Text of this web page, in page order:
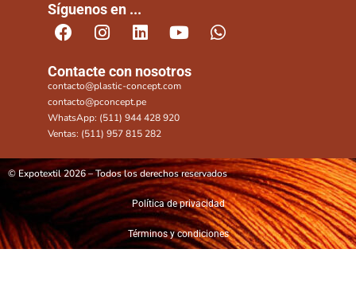
Síguenos en ...
Contacte con nosotros
contacto@plastic-concept.com
contacto@pconcept.pe
WhatsApp: (511) 944 428 920
Ventas: (511) 957 815 282
© Expotextil 2026 – Todos los derechos reservados
Política de privacidad
Términos y condiciones